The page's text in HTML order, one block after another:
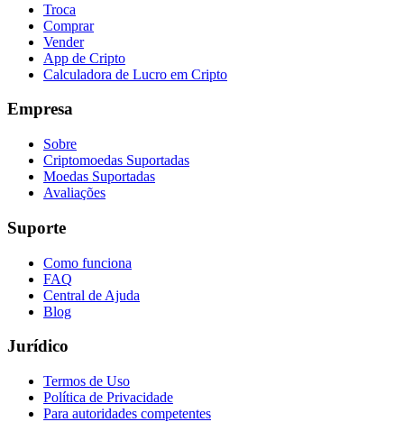
Troca
Comprar
Vender
App de Cripto
Calculadora de Lucro em Cripto
Empresa
Sobre
Criptomoedas Suportadas
Moedas Suportadas
Avaliações
Suporte
Como funciona
FAQ
Central de Ajuda
Blog
Jurídico
Termos de Uso
Política de Privacidade
Para autoridades competentes